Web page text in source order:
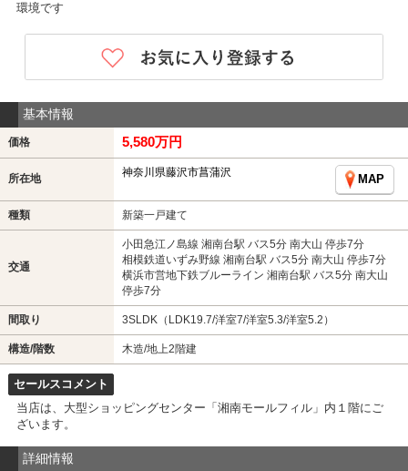
環境です
基本情報
価格 5,580万円
所在地 神奈川県藤沢市菖蒲沢
MAP
種類 新築一戸建て
交通
小田急江ノ島線 湘南台駅 バス5分 南大山 停歩7分
相模鉄道いずみ野線 湘南台駅 バス5分 南大山 停歩7分
横浜市営地下鉄ブルーライン 湘南台駅 バス5分 南大山
停歩7分
間取り 3SLDK（LDK19.7/洋室7/洋室5.3/洋室5.2）
構造/階数 木造/地上2階建
セールスコメント
当店は、大型ショッピングセンター「湘南モールフィル」内１階にご
ざいます。
詳細情報